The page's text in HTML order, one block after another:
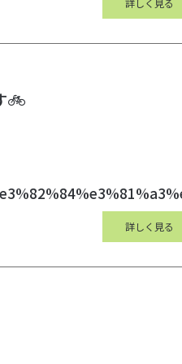
詳しく見る
🚲
詳しく見る